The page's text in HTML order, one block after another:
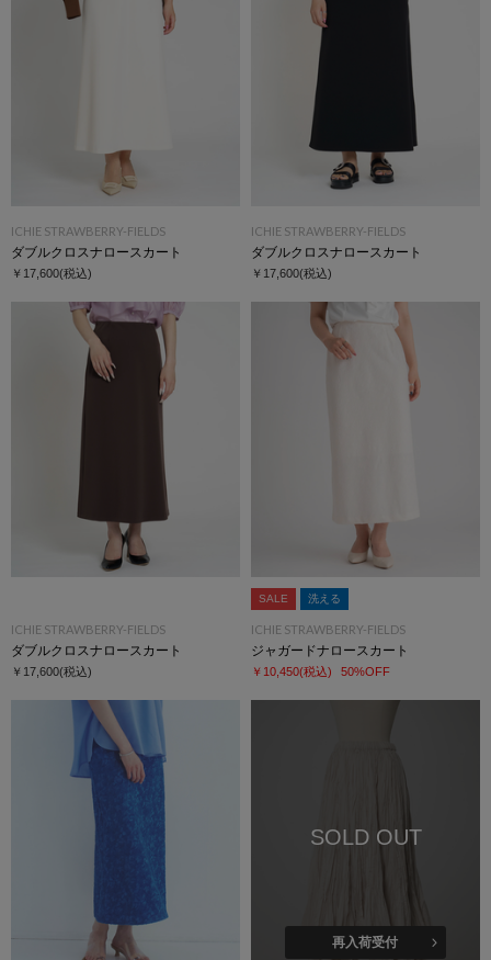
ICHIE STRAWBERRY-FIELDS
ダブルクロスナロースカート
￥17,600(税込)
ICHIE STRAWBERRY-FIELDS
ダブルクロスナロースカート
￥17,600(税込)
ICHIE STRAWBERRY-FIELDS
ダブルクロスナロースカート
￥17,600(税込)
SALE 洗える
ICHIE STRAWBERRY-FIELDS
ジャガードナロースカート
￥10,450(税込) 50%OFF
SOLD OUT
再入荷受付